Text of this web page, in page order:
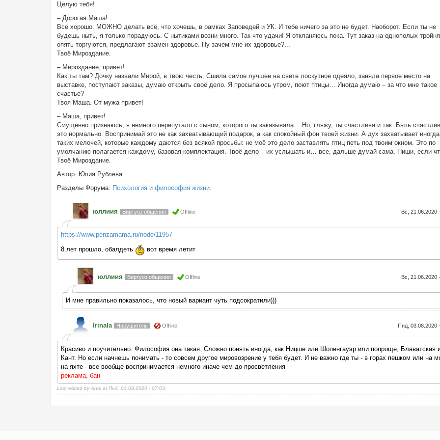
Целую тебя!
– Дорогая Маша!
Всё хорошо. МОЖНО делать всё, что хочешь, в рамках Заповедей и УК. И тебе ничего за это не будет. Наоборот. Если ты не
будешь ныть, я только порадуюсь. С нытиками возни много. Так что удачи! Я откланяюсь пока. Тут заказ на однополых
опять торгуются, предлагают взамен здоровье. Ну зачем мне их здоровье?...
Твоё Мироздание.
– Мироздание, привет!
Как ты там? Дочку назвали Мирой, в твою честь. Сшила самое лучшее на свете лоскутное одеяло, заняла первое место на
выставке, поступают заказы, думаю открыть своё дело. Я просыпаюсь утром, поют птицы… Иногда думаю – за что мне такое
счастье?
Твоя Маша. От мужа привет!
– Маша, привет!
Смущенно признаюсь, я немного перепутало с сыном, которого ты заказывала… Но, гляжу, ты счастлива и так. Быть
это нормально. Воспринимай это не как захватывающий подарок, а как спокойный фон твоей жизни. А дух захватывает
таких мелочей, которые каждому даются без всякой просьбы: не моё это дело заставлять птиц петь под твоим окном. Это по
умолчанию полагается каждому, базовая комплектация. Твоё дело – их услышать и… все, дальше думай сама. Пиши, если
Твоё Мироздание.
Автор: Юлия Рублева
Разделы Форума: Психология и философия жизни.
юллиия Виртуоз общения Offline Вс, 21.06.2020
https://www.penzamama.ru/node/11957
8 лет прошло, обалдеть вот время летит
юллиия Виртуоз общения Offline Вс, 21.06.2020
И мне правильно показалось, что новый вариант чуть подсократили)))
Irinala Нарушитель Offline Пнд, 03.08.2020
Красиво и поучительно. Философия она такая. Сложно понять иногда, как Ницше или Шопенгауэр или попроще, Блаватская
Кант. Но если начнешь понимать - то совсем другое мировозрение у тебя будет. И не важно где ты - в горах пешком или на
на яхте - все вообще воспринимается немного иначе чем до просветления
реклама, бан
Last edited by Anni at Пнд, 03.08.2020 - 07:03.